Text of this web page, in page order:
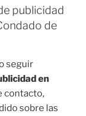
publicidad
de
seguir
en
contacto,
sobre las